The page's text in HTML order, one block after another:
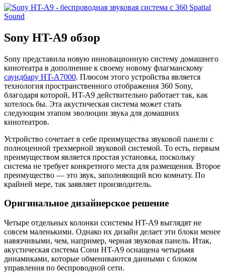
Sony HT-A9 обзор
Sony представила новую инновационную систему домашнего
кинотеатра в дополнение к своему новому флагманскому
саундбару HT-A7000. Плюсом этого устройства является
технология пространственного отображения 360 Sony,
благодаря которой, HT-A9 действительно работает так, как
хотелось бы. Эта акустическая система может стать
следующим этапом эволюции звука для домашних
кинотеатров.
Устройство сочетает в себе преимущества звуковой панели с
полноценной трехмерной звуковой системой. То есть, первым
преимуществом является простая установка, поскольку
система не требует конкретного места для размещения. Второе
преимущество — это звук, заполняющий всю комнату. По
крайней мере, так заявляет производитель.
Оригинальное дизайнерское решение
Четыре отдельных колонки ссистемы HT-A9 выглядят не
совсем маленькими. Однако их дизайн делает эти блоки менее
навязчивыми, чем, например, черная звуковая панель. Итак,
акустическая система Сони HT-A9 оснащена четырьмя
динамиками, которые обмениваются данными с блоком
управления по беспроводной сети.